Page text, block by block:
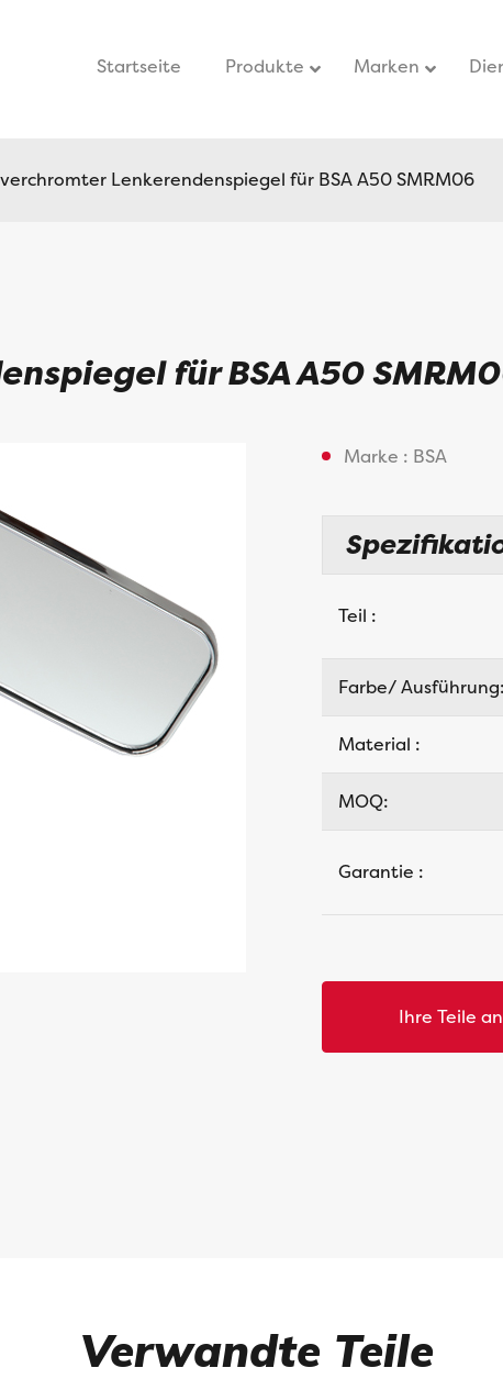
Startseite Produkte Marken
Lenkerendenspiegel für BSA A50 SMRM06
für BSA A50
Marke : BSA
Teil :
Farbe/ Ausführung:
Material :
MOQ:
Garantie :
Ihre Teile
Verwandte Teile